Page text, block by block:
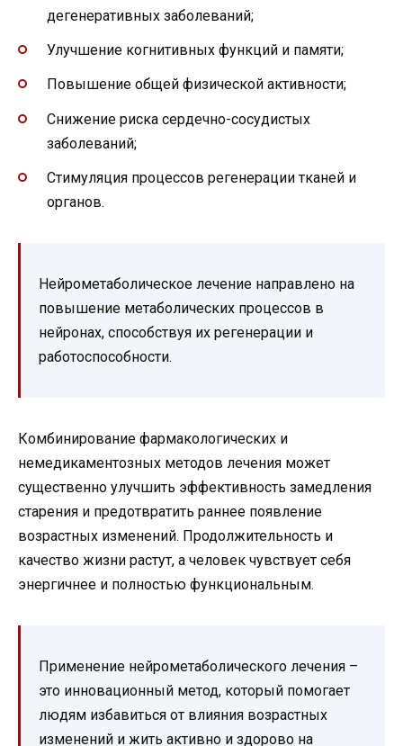
дегенеративных заболеваний;
Улучшение когнитивных функций и памяти;
Повышение общей физической активности;
Снижение риска сердечно-сосудистых
заболеваний;
Стимуляция процессов регенерации тканей и
органов.
Нейрометаболическое лечение направлено на
повышение метаболических процессов в
нейронах, способствуя их регенерации и
работоспособности.
Комбинирование фармакологических и
немедикаментозных методов лечения может
существенно улучшить эффективность замедления
старения и предотвратить раннее появление
возрастных изменений. Продолжительность и
качество жизни растут, а человек чувствует себя
энергичнее и полностью функциональным.
Применение нейрометаболического лечения –
это инновационный метод, который помогает
людям избавиться от влияния возрастных
изменений и жить активно и здорово на